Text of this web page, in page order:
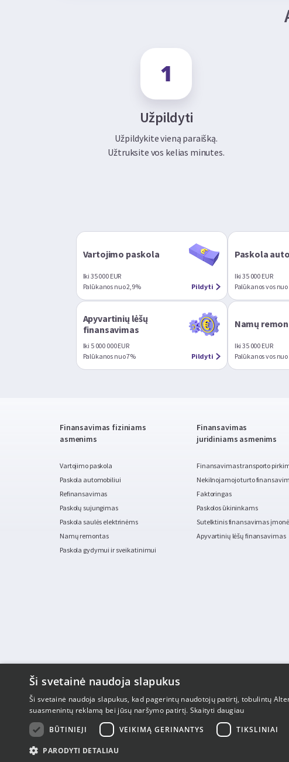
Užpildyti
Užpildykite vieną paraišką.
Užtruksite vos kelias minutes.
Vartojimo paskola
Iki 35 000 EUR
Palūkanos nuo 2,9%
Pildyti
Paskola
Iki 35 000 EUR
Palūkanos vos nuo
Apyvartinių lėšų
finansavimas
Iki 5 000 000 EUR
Palūkanos nuo 7%
Pildyti
Namų
Iki 35 000 EUR
Palūkanos vos nuo
Finansavimas fiziniams
asmenims
Vartojimo paskola
Paskola automobiliui
Refinansavimas
Paskolų sujungimas
Paskola saulės elektrinėms
Namų remontas
Paskola gydymui ir sveikatinimui
Finansavimas
juridiniams asmenims
Finansavimas transporto
Nekilnojamojo turto
Faktoringas
Paskolos ūkininkams
Sutelktinis finansavimas
Apyvartinių lėšų finansavimas
Ši svetainė naudoja slapukus
Ši svetainė naudoja slapukus, kad pagerintų naudotojų patirtį, tobulintų
suasmenintų reklamą bei jūsų naršymo patirtį. Skaityti daugiau
BŪTINIEJI
VEIKIMĄ GERINANTYS TIKSLINIAI
PARODYTI DETALIAU